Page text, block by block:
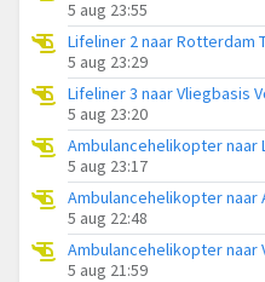
5 aug 23:55
Lifeliner 2 naar Rotterdam
5 aug 23:29
Lifeliner 3 naar Vliegbasis
5 aug 23:20
5 aug 23:17
5 aug 22:48
5 aug 21:59